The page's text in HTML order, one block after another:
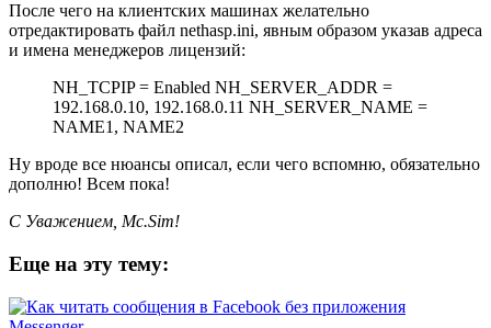
После чего на клиентских машинах желательно
отредактировать файл nethasp.ini, явным образом указав адреса
и имена менеджеров лицензий:
NH_TCPIP = Enabled NH_SERVER_ADDR =
192.168.0.10, 192.168.0.11 NH_SERVER_NAME =
NAME1, NAME2
Ну вроде все нюансы описал, если чего вспомню, обязательно
дополню! Всем пока!
С Уважением, Mc.Sim!
Еще на эту тему: